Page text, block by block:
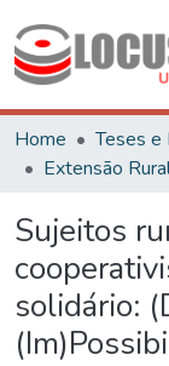
Home Teses e
Extensão
Sujeitos
solidário: